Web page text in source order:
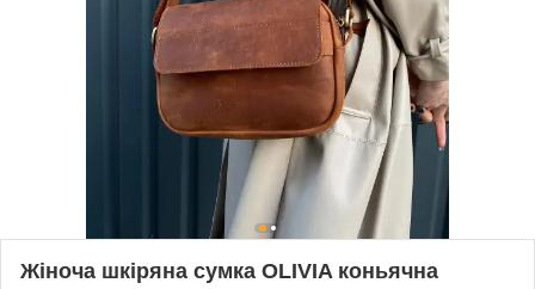
Жіноча шкіряна сумка OLIVIA коньячна